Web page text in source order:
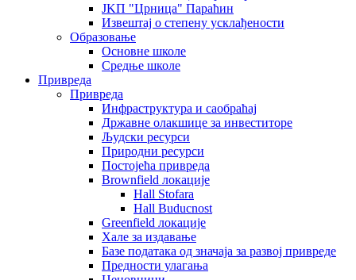
ЈKП "Црница" Параћин
Извештај о степену усклађености
Образовање
Основне школе
Средње школе
Привреда
Привреда
Инфраструктура и саобраћај
Државне олакшице за инвеститоре
Људски ресурси
Природни ресурси
Постојећа привреда
Brownfield локације
Hall Stofara
Hall Buducnost
Greenfield локације
Хале за издавање
Базе података од значаја за развој привреде
Предности улагања